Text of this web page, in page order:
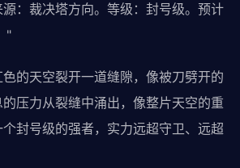
：裁决塔方向。等级：封号级。预计
"
的天空裂开一道缝隙，像被刀劈开的
压力从裂缝中涌出，像整片天空的重
封号级的强者，实力远超守卫、远超